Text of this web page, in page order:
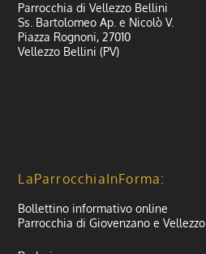
Parrocchia di Vellezzo Bellini
Ss. Bartolomeo Ap. e Nicolò V.
Piazza Rognoni, 27010
Vellezzo Bellini (PV)
LaParrocchiaInForma:
Bollettino informativo online
Parrocchia di Giovenzano e Vellezzo